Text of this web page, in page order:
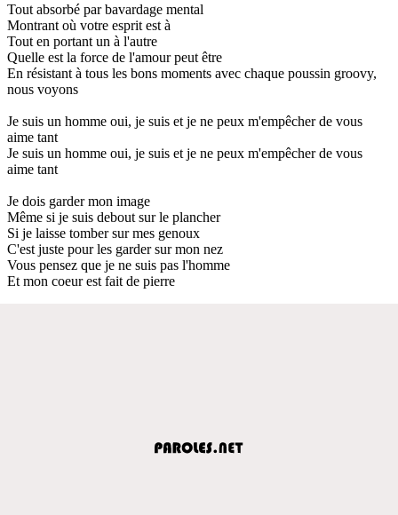
Tout absorbé par bavardage mental
Montrant où votre esprit est à
Tout en portant un à l'autre
Quelle est la force de l'amour peut être
En résistant à tous les bons moments avec chaque poussin groovy,
nous voyons
Je suis un homme oui, je suis et je ne peux m'empêcher de vous
aime tant
Je suis un homme oui, je suis et je ne peux m'empêcher de vous
aime tant
Je dois garder mon image
Même si je suis debout sur le plancher
Si je laisse tomber sur mes genoux
C'est juste pour les garder sur mon nez
Vous pensez que je ne suis pas l'homme
Et mon coeur est fait de pierre